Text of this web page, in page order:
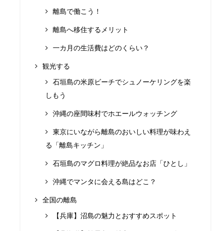
離島で働こう！
離島へ移住するメリット
一カ月の生活費はどのくらい？
観光する
石垣島の米原ビーチでシュノーケリングを楽
しもう
沖縄の座間味村でホエールウォッチング
東京にいながら離島のおいしい料理が味わえ
る「離島キッチン」
石垣島のマグロ料理が絶品なお店「ひとし」
沖縄でマンタに会える島はどこ？
全国の離島
【兵庫】沼島の魅力とおすすめスポット